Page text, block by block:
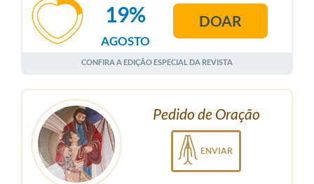
AGOSTO
19% DOAR
CONFIRA A EDIÇÃO ESPECIAL DA REVISTA
Pedido de Oração
ENVIAR